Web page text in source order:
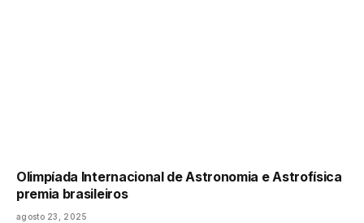
Olimpíada Internacional de Astronomia e Astrofísica
premia brasileiros
agosto 23, 2025